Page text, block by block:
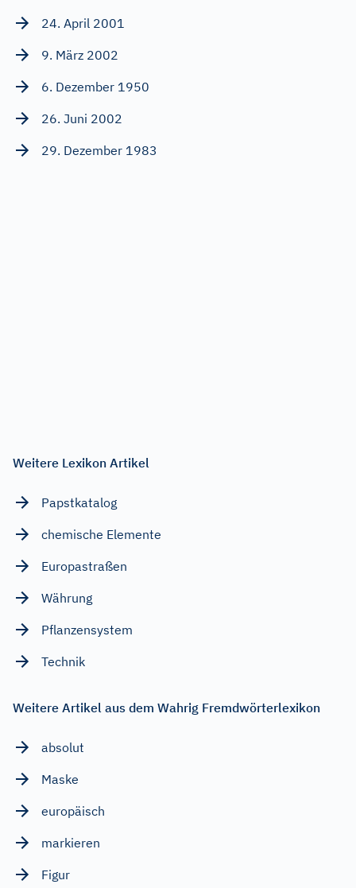
24. April 2001
9. März 2002
6. Dezember 1950
26. Juni 2002
29. Dezember 1983
Weitere Lexikon Artikel
Papstkatalog
chemische Elemente
Europastraßen
Währung
Pflanzensystem
Technik
Weitere Artikel aus dem Wahrig Fremdwörterlexikon
absolut
Maske
europäisch
markieren
Figur